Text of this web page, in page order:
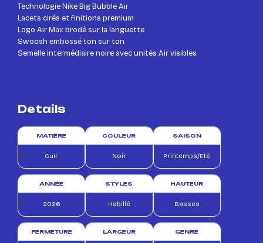
Technologie Nike Big Bubble Air
Lacets cirés et finitions premium
Logo Air Max brodé sur la languette
Swoosh embossé ton sur ton
Semelle intermédiaire noire avec unités Air visibles
Details
MATIÈRE
Cuir
COULEUR
Noir
SAISON
Printemps/Eté
ANNÉE
2026
STYLES
Habillé
HAUTEUR
Basses
FERMETURE LARGEUR GENRE